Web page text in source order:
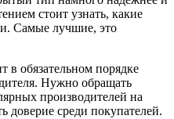
стоит узнать, какие
Самые лучшие, это
порядке
Нужно обращать
производителей на
доверие среди покупателей.